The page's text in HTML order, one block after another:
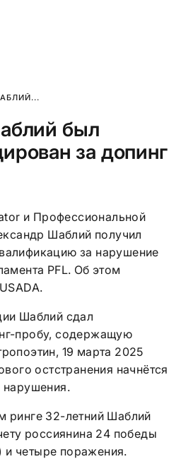
был
за допинг
и Профессиональной
Шаблий получил
за нарушение
PFL. Об этом
Шаблий сдал
пробу, содержащую
19 марта 2025
остстранения начнётся
нарушения.
ринге 32-летний Шаблий
россиянина 24 победы
и четыре поражения.